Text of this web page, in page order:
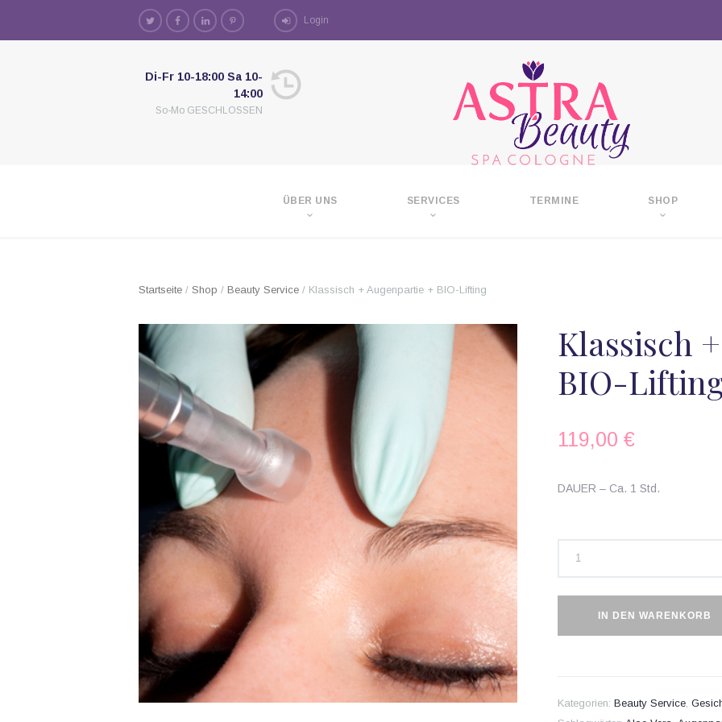
Login
Di-Fr 10-18:00 Sa 10-
14:00
So-Mo GESCHLOSSEN
ÜBER UNS SERVICES TERMINE SHOP
Startseite / Shop / Beauty Service / Klassisch + Augenpartie + BIO-Lifting
Klassisch
BIO-
119,00 €
DAUER – Ca. 1 Std.
IN DEN WARENKORB
Kategorien: Beauty Service,